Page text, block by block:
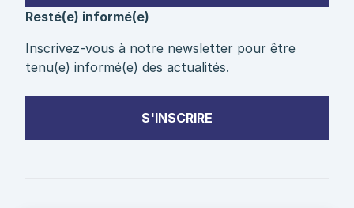
Resté(e) informé(e)
Inscrivez-vous à notre newsletter pour être
tenu(e) informé(e) des actualités.
S'INSCRIRE